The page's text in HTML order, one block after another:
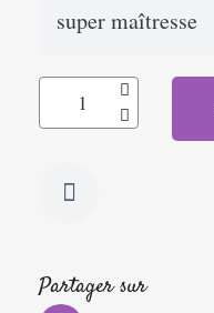
Partager sur